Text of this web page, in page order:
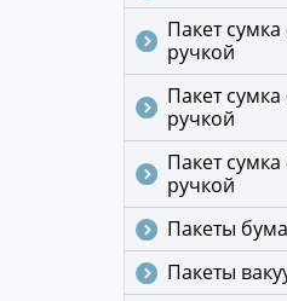
Пакет
ручкой
Пакет
ручкой
Пакет
ручкой
Пакеты
Пакеты